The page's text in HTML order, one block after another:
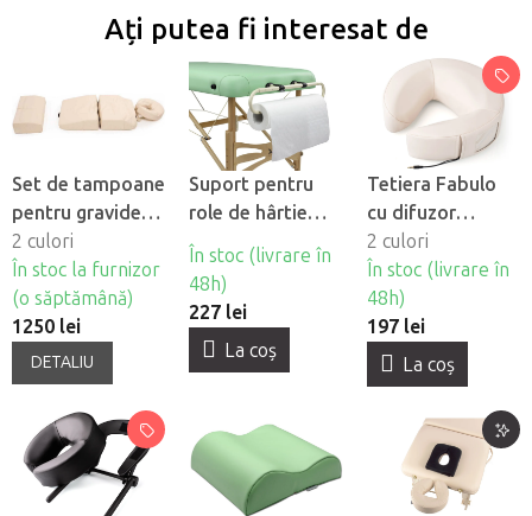
Ați putea fi interesat de
Set de tampoane
pentru gravide
Bodhi Welltouch
Support
2 culori
În stoc la furnizor
(o săptămână)
1250 lei
DETALIU
Suport pentru
role de hârtie
HABYS®
În stoc (livrare în
48h)
227 lei
La coş
Tetiera Fabulo
cu difuzor
încorporat
2 culori
În stoc (livrare în
48h)
197 lei
La coş